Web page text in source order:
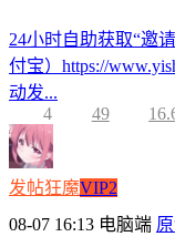
24小时自助获取“邀
付宝）https://
动发...
4
49
发帖狂魔VIP2
08-07 16:13 电脑端